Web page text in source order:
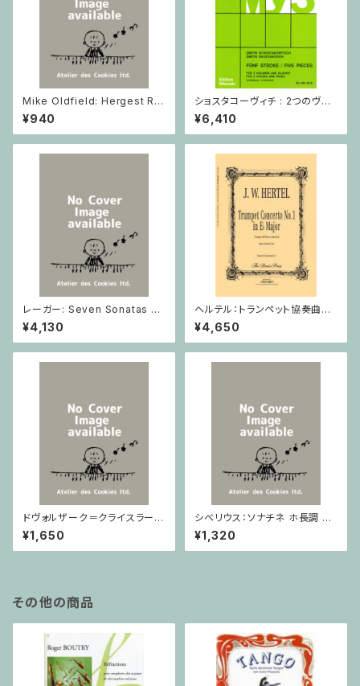
Mike Oldfield: Hergest Rid
ge / ピアノ
¥940
ショスタコーヴィチ : 2つのヴァ
イオリンとピアノのための 5つの
小品 / ヴァイオリン2とピアノ
¥6,410
レーガー: Seven Sonatas o
p. 91 Heft 2 / ヴァイオリン
¥4,130
ヘルテル：トランペット協奏曲第1
番 変ホ長調/トランペット・ピア
ノ
¥4,650
ドヴォルザーク＝クライスラー：
スラヴ幻想曲 ロ短調 from Op.
55-4, Op.75 / ヴァイオリンと
ピアノ
¥1,650
シベリウス：ソナチネ ホ長調 O
p.80 / ヴァイオリンとピアノ
¥1,320
その他の商品